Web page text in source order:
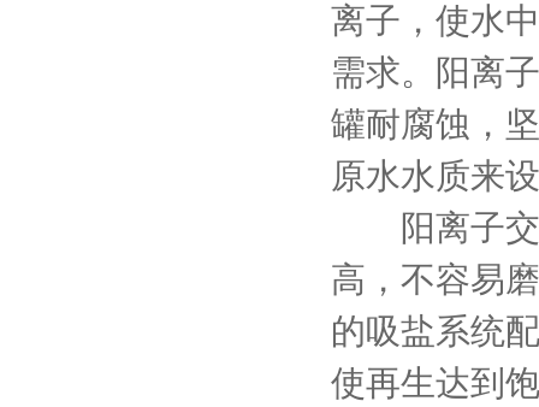
离子，使水
需求。阳离
罐耐腐蚀，
原水水质来
阳离子交
高，不容易
的吸盐系统
使再生达到